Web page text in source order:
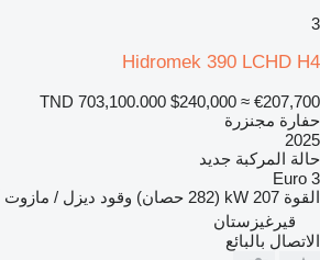
3
Hidromek 390 LCHD H4
TND 703,100.000 $240,000 ≈ €207,700
حفارة مجنزرة
2025
حالة المركبة جديد
Euro 3
القوة 207 kW (282 حصان) وقود ديزل / مازوت
قيرغيزستان
الاتصال بالبائع